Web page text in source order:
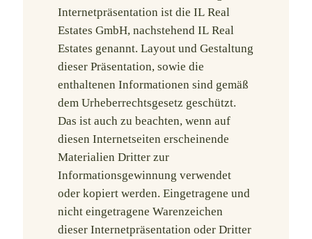
Internetpräsentation ist die IL Real
Estates GmbH, nachstehend IL Real
Estates genannt. Layout und Gestaltung
dieser Präsentation, sowie die
enthaltenen Informationen sind gemäß
dem Urheberrechtsgesetz geschützt.
Das ist auch zu beachten, wenn auf
diesen Internetseiten erscheinende
Materialien Dritter zur
Informationsgewinnung verwendet
oder kopiert werden. Eingetragene und
nicht eingetragene Warenzeichen
dieser Internetpräsentation oder Dritter